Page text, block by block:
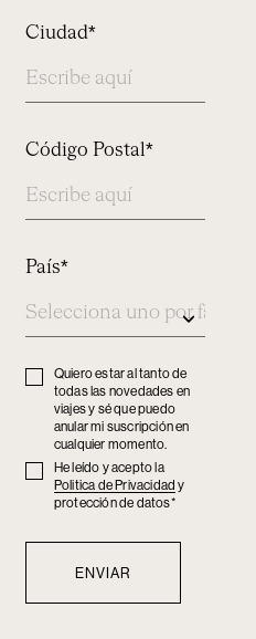
Ciudad*
Código Postal*
País*
Privacy
policy
Quiero estar al tanto de
todas las novedades en
viajes y sé que puedo
anular mi suscripción en
cualquier momento.
Privacy
policy
He leído y acepto la
Politica de Privacidad y
protección de datos*